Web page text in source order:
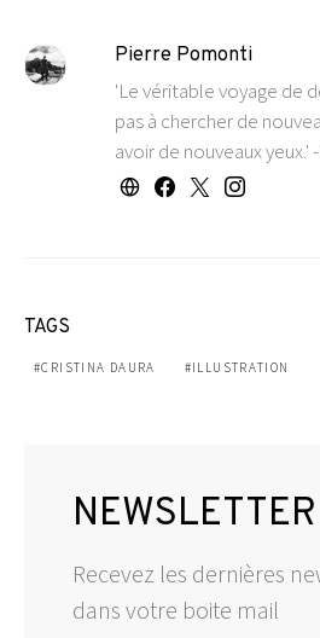
Pierre Pomonti
'Le véritable voyage de
pas à chercher de
avoir de nouveaux yeux.'
TAGS
CRISTINA DAURA ILLUSTRATION
NEWSLETTER
Recevez les dernières
dans votre boite mail